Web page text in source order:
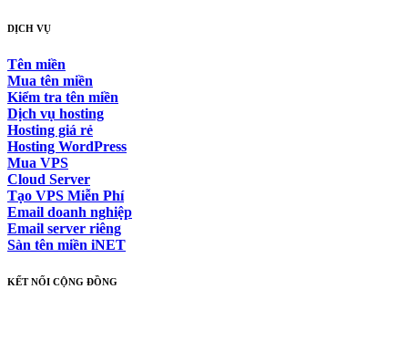
DỊCH VỤ
Tên miền
Mua tên miền
Kiểm tra tên miền
Dịch vụ hosting
Hosting giá rẻ
Hosting WordPress
Mua VPS
Cloud Server
Tạo VPS Miễn Phí
Email doanh nghiệp
Email server riêng
Sàn tên miền iNET
KẾT NỐI CỘNG ĐỒNG